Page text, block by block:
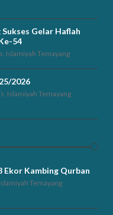
Gelar Haflah
54
Islamiyah Temayang
2026
Islamiyah Temayang
Ekor Kambing Qurban
Temayang